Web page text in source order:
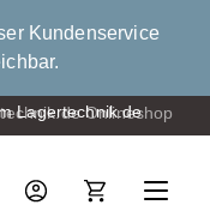
Kundenservice